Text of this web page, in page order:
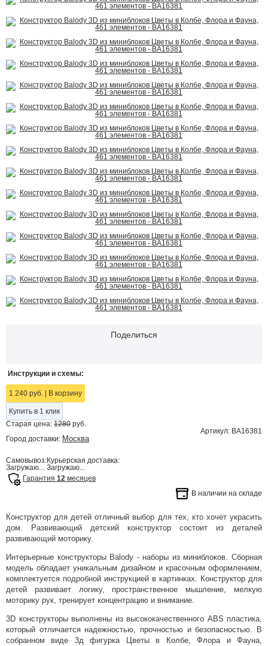
Поделиться
Инструкции и схемы:
1 240 руб. В корзину
Купить в 1 клик
Старая цена: 1280 руб.
Артикул: BA16381
Город доставки: Москва
Самовывоз:
Загружаю...
Курьерская доставка:
Загружаю...
Гарантия 12 месяцев
В наличии на складе
Конструктор для детей отличный выбор для тех, кто хочет украсить
дом. Развивающий детский конструктор состоит из деталей
развивающий моторику.
Интерьерные конструкторы Balody - наборы из миниблоков. Сборная
модель обладает уникальным дизайном и красочным оформлением,
комплектуется подробной инструкцией в картинках. Конструктор для
детей развивает логику, пространственное мышление, мелкую
моторику рук, тренирует концентрацию и внимание.
3D конструкторы выполнены из высококачественного ABS пластика,
который отличается надежностью, прочностью и безопасностью. В
собранном виде 3д фигурка Цветы в Колбе, Флора и Фауна,